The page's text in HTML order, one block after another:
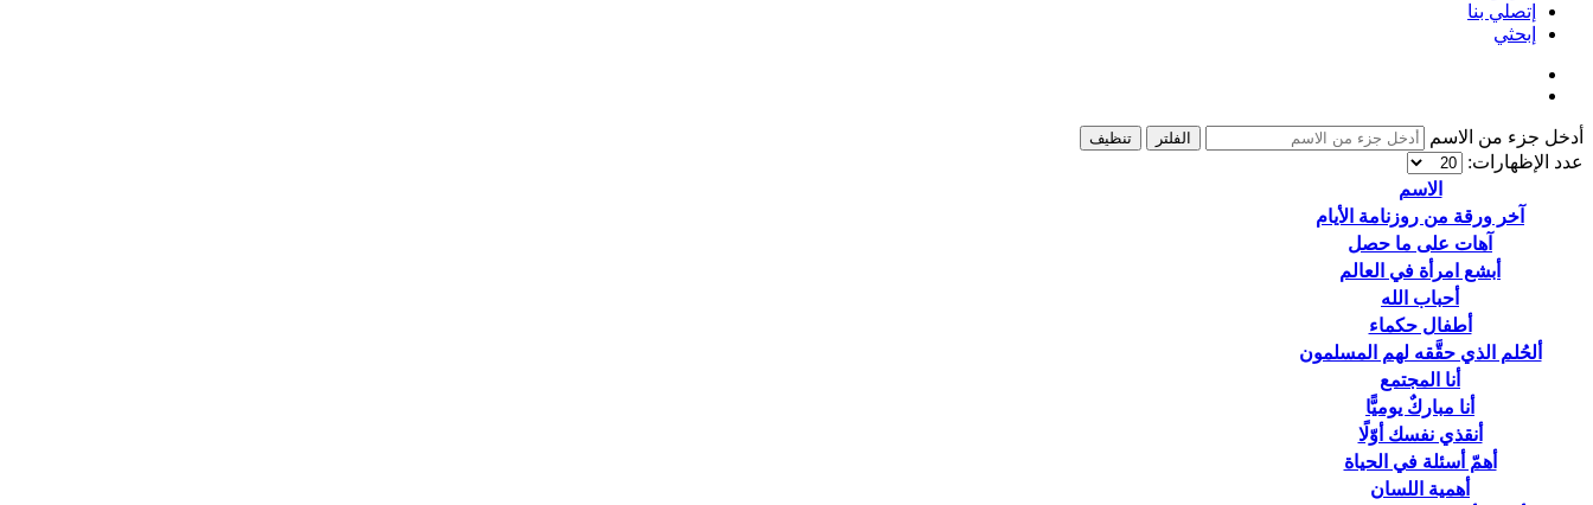
إتصلي بنا
إبحثي
أدخل جزء من الاسم الفلتر تنظيف
عدد الإظهارات:
الاسم
آخر ورقة من روزنامة الأيام
آهات على ما حصل
أبشع امرأة في العالم
أحباب الله
أطفال حكماء
ألحُلم الذي حقَّقه لهم المسلمون
أنا المجتمع
أنا مباركٌ يوميًّا
أنقذي نفسك أوّلًا
أهمّ أسئلة في الحياة
أهمية اللسان